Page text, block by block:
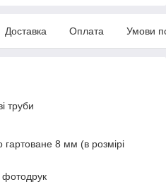
Доставка Оплата Умови
труби
гартоване 8 мм (в розмірі